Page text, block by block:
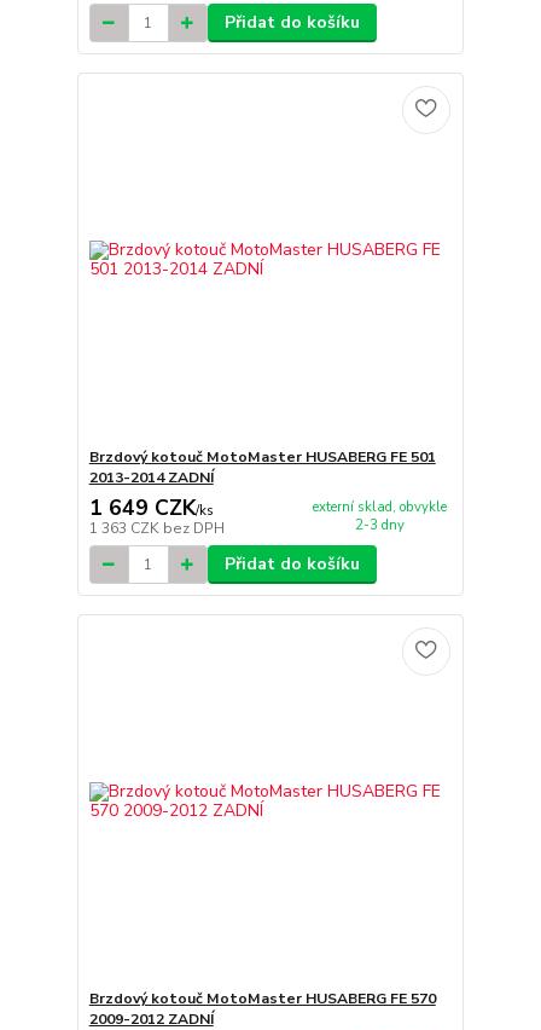
Přidat do košíku
Brzdový kotouč MotoMaster HUSABERG FE 501
2013-2014 ZADNÍ
1 649 CZK/ks
1 363 CZK bez DPH
externí sklad, obvykle
2-3 dny
Přidat do košíku
Brzdový kotouč MotoMaster HUSABERG FE 570
2009-2012 ZADNÍ